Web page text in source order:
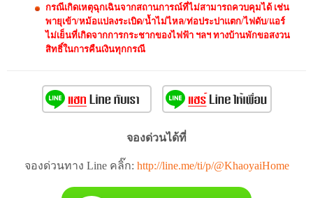
กรณีเกิดเหตุฉุกเฉินจากสถานการณ์ที่ไม่สามารถควบคุมได้ เช่น
พายุเข้า/หม้อแปลงระเบิด/น้ำไม่ไหล/ท่อประปาแตก/ไฟดับ/แอร์
ไม่เย็นที่เกิดจากการกระชากของไฟฟ้า ฯลฯ ทางบ้านพักขอสงวน
สิทธิ์ในการคืนเงินทุกกรณี
จองด่วนได้ที่
จองด่วนทาง Line คลิ๊ก: http://line.me/ti/p/@KhaoyaiHome